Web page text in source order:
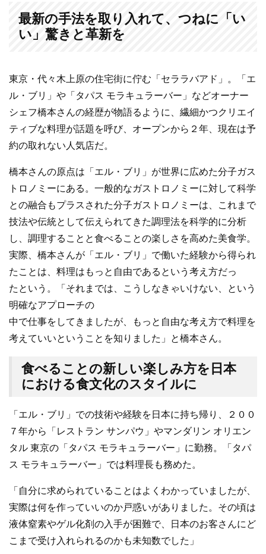
b
o
k
最新の手法を取り入れて、つねに「い
い」驚きと革新を
東京・代々木上原の住宅街に佇む「セララバアド」。「エ
ル・ブリ」や「タパス モラキュラーバー」などオーナー
シェフ橋本さんの経歴が物語るように、繊細かつクリエイ
ティブな料理が話題を呼び、オープンから２年、現在は予
約の取れない人気店だ。
橋本さんの原点は「エル・ブリ」が世界に広めた分子ガス
トロノミーにある。一般的なガストロノミーに対して科学
との融合もプラスされた分子ガストロノミーは、これまで
技法や伝統として伝えられてきた調理法を科学的に分析
し、調理することと食べることの楽しさを高めた美食学。
実際、橋本さんが「エル・ブリ」で働いた経験から得られ
たことは、料理はもっと自由であるという考え方だっ
たという。「それまでは、こうしなきゃいけない、という
明確なアプローチの
中で仕事をしてきましたが、もっと自由な考え方で料理を
考えていいということを知りました」と橋本さん。
食べることの新しい楽しみ方を日本
における食文化のスタイルに
「エル・ブリ」での技術や経験を日本に持ち帰り、２００
７年から「レストラン サンパウ」やマンダリン オリエン
タル 東京の「タパス モラキュラーバー」に勤務。「タパ
ス モラキュラーバー」では料理長も務めた。
「自分に求められていることはよくわかっていましたが、
実際は何を作っていいのか戸惑いがありました。その頃は
液体窒素やゲル化剤の入手が困難で、日本のお客さんにど
こまで受け入れられるのかも未知数でした」